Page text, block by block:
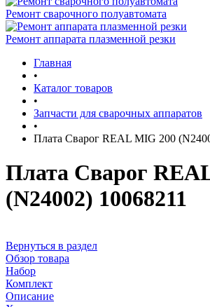
Ремонт сварочного полуавтомата
Ремонт аппарата плазменной резки
Главная
•
Каталог товаров
•
Запчасти для сварочных аппаратов
•
Плата Сварог REAL MIG 200
Плата Сварог
(N24002) 10068211
Вернуться в раздел
Обзор товара
Набор
Комплект
Описание